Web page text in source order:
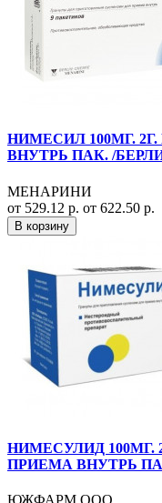
НИМЕСИЛ 100МГ.
ВНУТРЬ ПАК. /
МЕНАРИНИ
от 529.12 р. от 622.50 р.
В корзину
НИМЕСУЛИД 100МГ.
ПРИЕМА ВНУТРЬ